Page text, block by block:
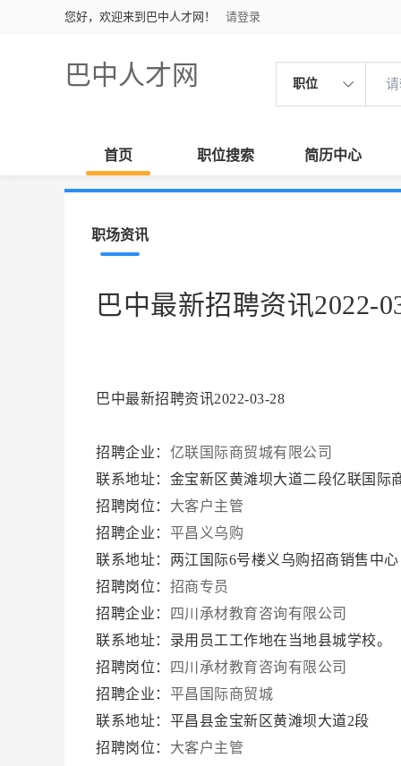
您好，欢迎来到巴中人才网！ 请登录
巴中人才网 职位
首页 职位搜索 简历中心
职场资讯
巴中最新招聘资讯2022-
巴中最新招聘资讯2022-03-28
招聘企业： 亿联国际商贸城有限公司
联系地址：金宝新区黄滩坝大道二段亿联国际
招聘岗位： 大客户主管
招聘企业： 平昌义乌购
联系地址：两江国际6号楼义乌购招商销售中心
招聘岗位： 招商专员
招聘企业：
四川承材教育咨询有限公司
联系地址：录用员工工作地在当地县城学校。
招聘岗位：
四川承材教育咨询有限公司
招聘企业： 平昌国际商贸城
联系地址：平昌县金宝新区黄滩坝大道2段
招聘岗位： 大客户主管